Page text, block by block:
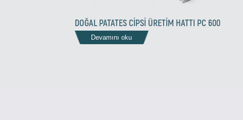
DOĞAL PATATES CIPSI ÜRETIM HATTI PC 600
Devamını oku